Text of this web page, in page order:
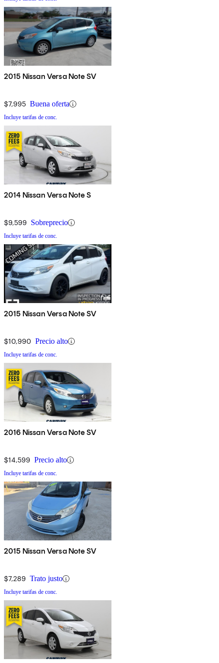
2015 Nissan Versa Note SV
$7,995 Buena oferta
Incluye tarifas de conc.
2014 Nissan Versa Note S
$9,599 Sobreprecio
Incluye tarifas de conc.
2015 Nissan Versa Note SV
$10,990 Precio alto
Incluye tarifas de conc.
2016 Nissan Versa Note SV
$14,599 Precio alto
Incluye tarifas de conc.
2015 Nissan Versa Note SV
$7,289 Trato justo
Incluye tarifas de conc.